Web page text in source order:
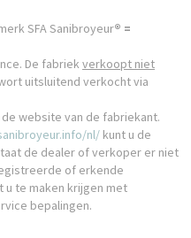
SFA Sanibroyeur® =
De fabriek verkoopt niet
uitsluitend verkocht via
website van de fabriekant.
nl/ kunt u de
de dealer of verkoper er niet
of erkende
u te maken krijgen met
bepalingen.